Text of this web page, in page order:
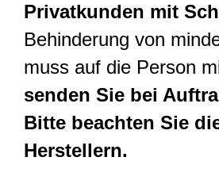
Privatkunden mit
Behinderung von
muss auf die Person
senden Sie bei
Bitte beachten Sie
Herstellern.